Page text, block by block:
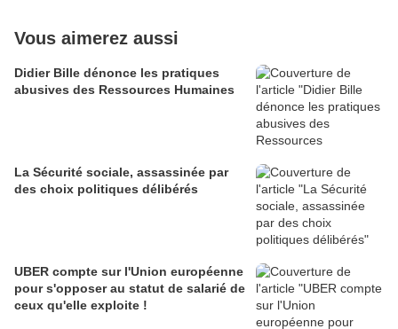
Vous aimerez aussi
Didier Bille dénonce les pratiques
abusives des Ressources Humaines
La Sécurité sociale, assassinée par
des choix politiques délibérés
UBER compte sur l'Union européenne
pour s'opposer au statut de salarié de
ceux qu'elle exploite !